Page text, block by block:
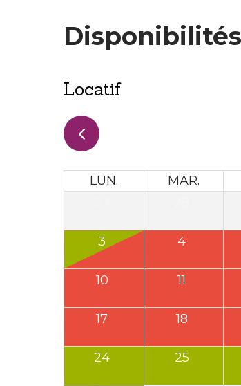
Disponibilités
Locatif
LUN. MAR.
3 4
10 11
17 18
24 25